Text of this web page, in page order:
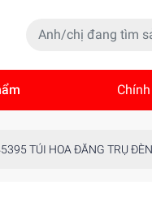
TÚI HOA ĐĂNG TRỤ